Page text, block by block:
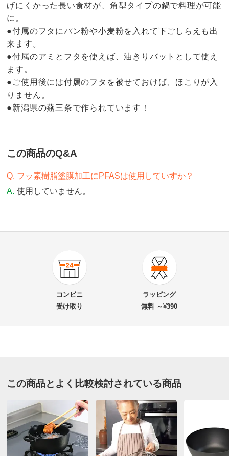
げにくかった長い食材が、角型タイプの鍋で料理が可能
に。
●付属のフタにパン粉や小麦粉を入れて下ごしらえも出
来ます。
●付属のアミとフタを使えば、油きりバットとして使え
ます。
●ご使用後には付属のフタを被せておけば、ほこりが入
りません。
●新潟県の燕三条で作られています！
この商品のQ&A
フッ素樹脂塗膜加工にPFASは使用していすか？
使用していません。
900-KR03-23
幅24cm！ミニミニ 揚げ鍋 天ぷら鍋 角型 アミ・フ
お支払い方法 送料について
■サイズ：(約)24.0×13.0×8.1cm
■適正油量：500ｇ
■満水容量：1.9L
福岡県
揚げる物も多くないからサイズ感もちょうどいいです。
長さもありアスパラがそのまま揚げられます。深くてコ
ンパクトなので油がたくさんいりません。
蓋も油切りに使えて便利です。買ってよかったです。
コンビニ
受け取り
ラッピング
無料 ～¥390
この商品とよく比較検討されている商品